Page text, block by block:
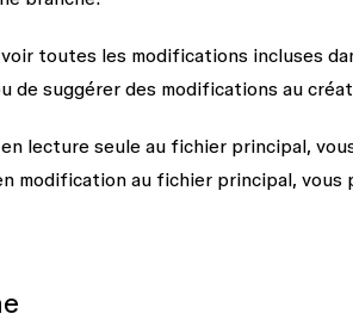
toutes les modifications incluses
de suggérer des modifications au
lecture seule au fichier principal,
modification au fichier principal,